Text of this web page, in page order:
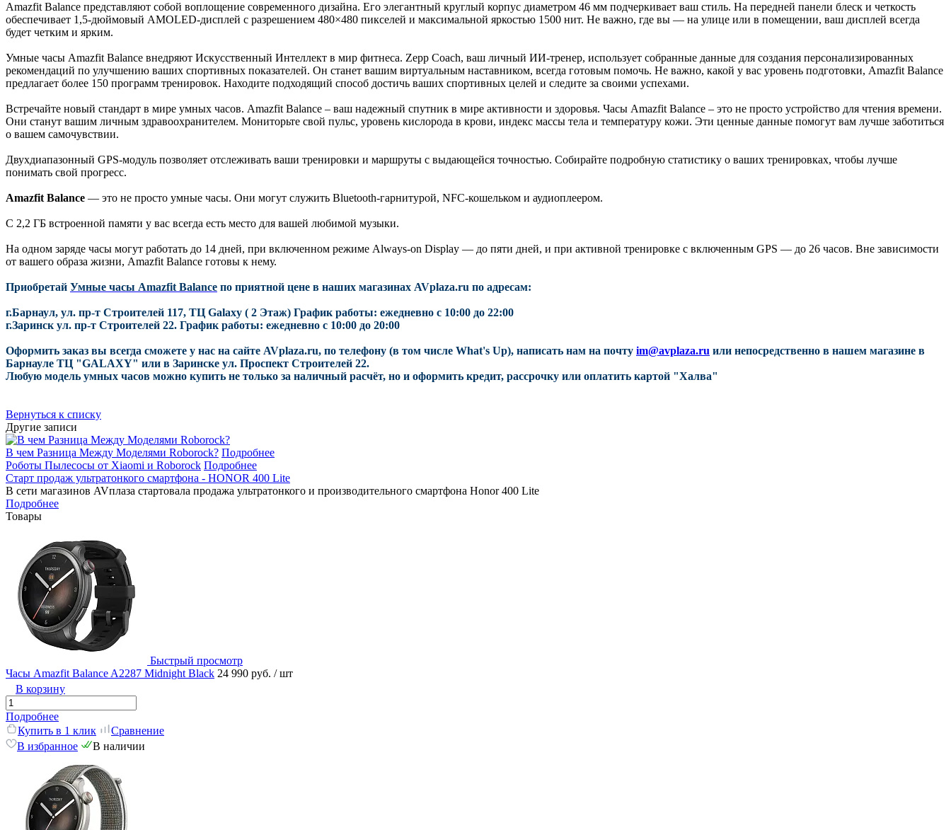
Amazfit Balance представляют собой воплощение современного дизайна. Его элегантный круглый корпус диаметром 46 мм подчеркивает ваш стиль. На передней панели блеск и четкость
обеспечивает 1,5-дюймовый AMOLED-дисплей с разрешением 480×480 пикселей и максимальной яркостью 1500 нит. Не важно, где вы — на улице или в помещении, ваш дисплей всегда
будет четким и ярким.
Умные часы Amazfit Balance внедряют Искусственный Интеллект в мир фитнеса. Zepp Coach, ваш личный ИИ-тренер, использует собранные данные для создания персонализированных
рекомендаций по улучшению ваших спортивных показателей. Он станет вашим виртуальным наставником, всегда готовым помочь. Не важно, какой у вас уровень подготовки, Amazfit Balance
предлагает более 150 программ тренировок. Находите подходящий способ достичь ваших спортивных целей и следите за своими успехами.
Встречайте новый стандарт в мире умных часов. Amazfit Balance – ваш надежный спутник в мире активности и здоровья. Часы Amazfit Balance – это не просто устройство для чтения времени.
Они станут вашим личным здравоохранителем. Мониторьте свой пульс, уровень кислорода в крови, индекс массы тела и температуру кожи. Эти ценные данные помогут вам лучше заботиться
о вашем самочувствии.
Двухдиапазонный GPS-модуль позволяет отслеживать ваши тренировки и маршруты с выдающейся точностью. Собирайте подробную статистику о ваших тренировках, чтобы лучше
понимать свой прогресс.
Amazfit Balance — это не просто умные часы. Они могут служить Bluetooth-гарнитурой, NFC-кошельком и аудиоплеером.
С 2,2 ГБ встроенной памяти у вас всегда есть место для вашей любимой музыки.
На одном заряде часы могут работать до 14 дней, при включенном режиме Always-on Display — до пяти дней, и при активной тренировке с включенным GPS — до 26 часов. Вне зависимости
от вашего образа жизни, Amazfit Balance готовы к нему.
Приобретай Умные часы Amazfit Balance по приятной цене в наших магазинах AVplaza.ru по адресам:
г.Барнаул, ул. пр-т Строителей 117, ТЦ Galaxy ( 2 Этаж) График работы: ежедневно с 10:00 до 22:00
г.Заринск ул. пр-т Строителей 22. График работы: ежедневно с 10:00 до 20:00
Оформить заказ вы всегда сможете у нас на сайте AVplaza.ru, по телефону (в том числе What's Up), написать нам на почту im@avplaza.ru или непосредственно в нашем магазине в
Барнауле ТЦ "GALAXY" или в Заринске ул. Проспект Строителей 22.
Любую модель умных часов можно купить не только за наличный расчёт, но и оформить кредит, рассрочку или оплатить картой "Халва"
Вернуться к списку
Другие записи
В чем Разница Между Моделями Roborock? Подробнее
Роботы Пылесосы от Xiaomi и Roborock Подробнее
Старт продаж ультратонкого смартфона - HONOR 400 Lite
В сети магазинов AVплаза стартовала продажа ультратонкого и производительного смартфона Honor 400 Lite
Подробнее
Товары
Быстрый просмотр
Часы Amazfit Balance A2287 Midnight Black 24 990 руб. / шт
В корзину
Подробнее
Купить в 1 клик
Сравнение
В избранное
В наличии